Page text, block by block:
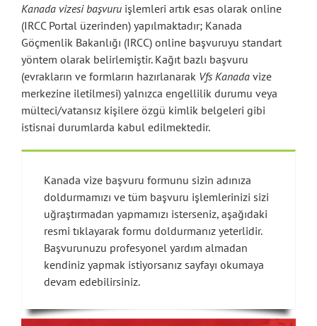
Kanada vizesi başvuru işlemleri artık esas olarak online
(IRCC Portal üzerinden) yapılmaktadır; Kanada
Göçmenlik Bakanlığı (IRCC) online başvuruyu standart
yöntem olarak belirlemiştir. Kağıt bazlı başvuru
(evrakların ve formların hazırlanarak Vfs Kanada vize
merkezine iletilmesi) yalnızca engellilik durumu veya
mülteci/vatansız kişilere özgü kimlik belgeleri gibi
istisnai durumlarda kabul edilmektedir.
Kanada vize başvuru formunu sizin adınıza
doldurmamızı ve tüm başvuru işlemlerinizi sizi
uğraştırmadan yapmamızı isterseniz, aşağıdaki
resmi tıklayarak formu doldurmanız yeterlidir.
Başvurunuzu profesyonel yardım almadan
kendiniz yapmak istiyorsanız sayfayı okumaya
devam edebilirsiniz.